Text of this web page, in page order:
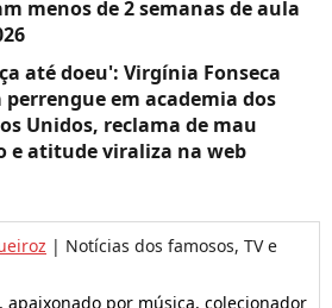
menos de 2 semanas de aula
até doeu': Virgínia Fonseca
perrengue em academia dos
Unidos, reclama de mau
e atitude viraliza na web
| Notícias dos famosos, TV e
apaixonado por música, colecionador